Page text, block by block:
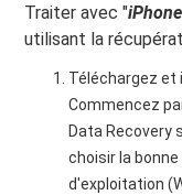
Traiter avec "
utilisant la
Téléchargez et
Commencez
Data Recovery
choisir la
d'exploitation